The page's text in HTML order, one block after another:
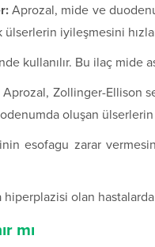
Aprozal, mide ve
iyileşmesini
kullanılır. Bu ilaç mide
Zollinger-Ellison
oluşan ülserlerin
esofagu zarar
hiperplazisi olan hastalarda
mı